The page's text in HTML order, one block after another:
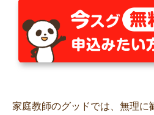
家庭教師のグッドでは、無理に